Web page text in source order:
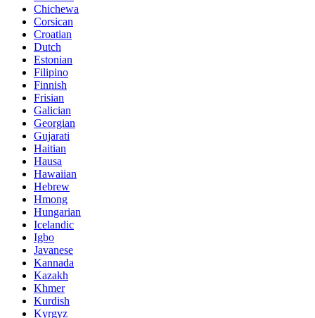
Chichewa
Corsican
Croatian
Dutch
Estonian
Filipino
Finnish
Frisian
Galician
Georgian
Gujarati
Haitian
Hausa
Hawaiian
Hebrew
Hmong
Hungarian
Icelandic
Igbo
Javanese
Kannada
Kazakh
Khmer
Kurdish
Kyrgyz